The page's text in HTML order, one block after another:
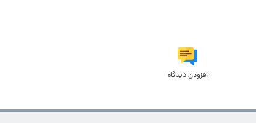
افزودن دیدگاه